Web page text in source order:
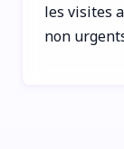
les visites
non